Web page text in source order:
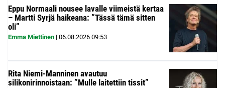
Eppu Normaali nousee lavalle viimeistä kertaa
– Martti Syrjä haikeana: ”Tässä tämä sitten
oli”
Emma Miettinen | 06.08.2026 09:53
Rita Niemi-Manninen avautuu
silikonirinnoistaan: ”Mulle laitettiin tissit”